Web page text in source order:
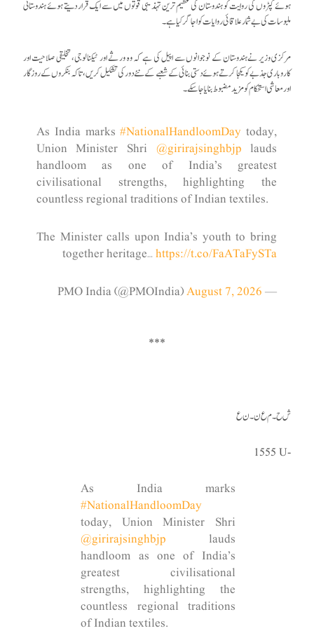
ہوئے کپڑوں کی روایت کو ہندوستان کی عظیم ترین تہذیبی قوتوں میں سے ایک قرار دیتے ہوئے ہندوستانی
ملبوسات کی بے شمار علاقائی روایات کو اجاگر کیا ہے۔
مرکزی وزیر نےہندوستان کے نوجوانوں سے اپیل کی ہے کہ وہ ورثے اور ٹیکنالوجی، تخلیقی صلاحیت اور
کاروباری جذبے کو یکجا کرتے ہوئے دستی بنائی کے شعبے کے نئے دور کی تشکیل کریں، تاکہ بنکروں کے روزگار
اور معاشی استحکام کو مزید مضبوط بنایا جا سکے۔
As India marks#NationalHandloomDay today,
Union Minister Shri @girirajsinghbjp lauds
handloom as one of India’s greatest
civilisational strengths, highlighting the
countless regional traditions of Indian textiles.
The Minister calls upon India’s youth to bring
together heritage…https://t.co/FaATaFySTa
— PMO India (@PMOIndia)
August 7, 2026
**
*
ش ح۔م ع ن۔ ن ع
U-
1555
As India marks
#NationalHandloomDay
today, Union Minister Shri
@girirajsinghbjp lauds
handloom as one of India’s
greatest civilisational
strengths, highlighting the
countless regional traditions
of Indian textiles.